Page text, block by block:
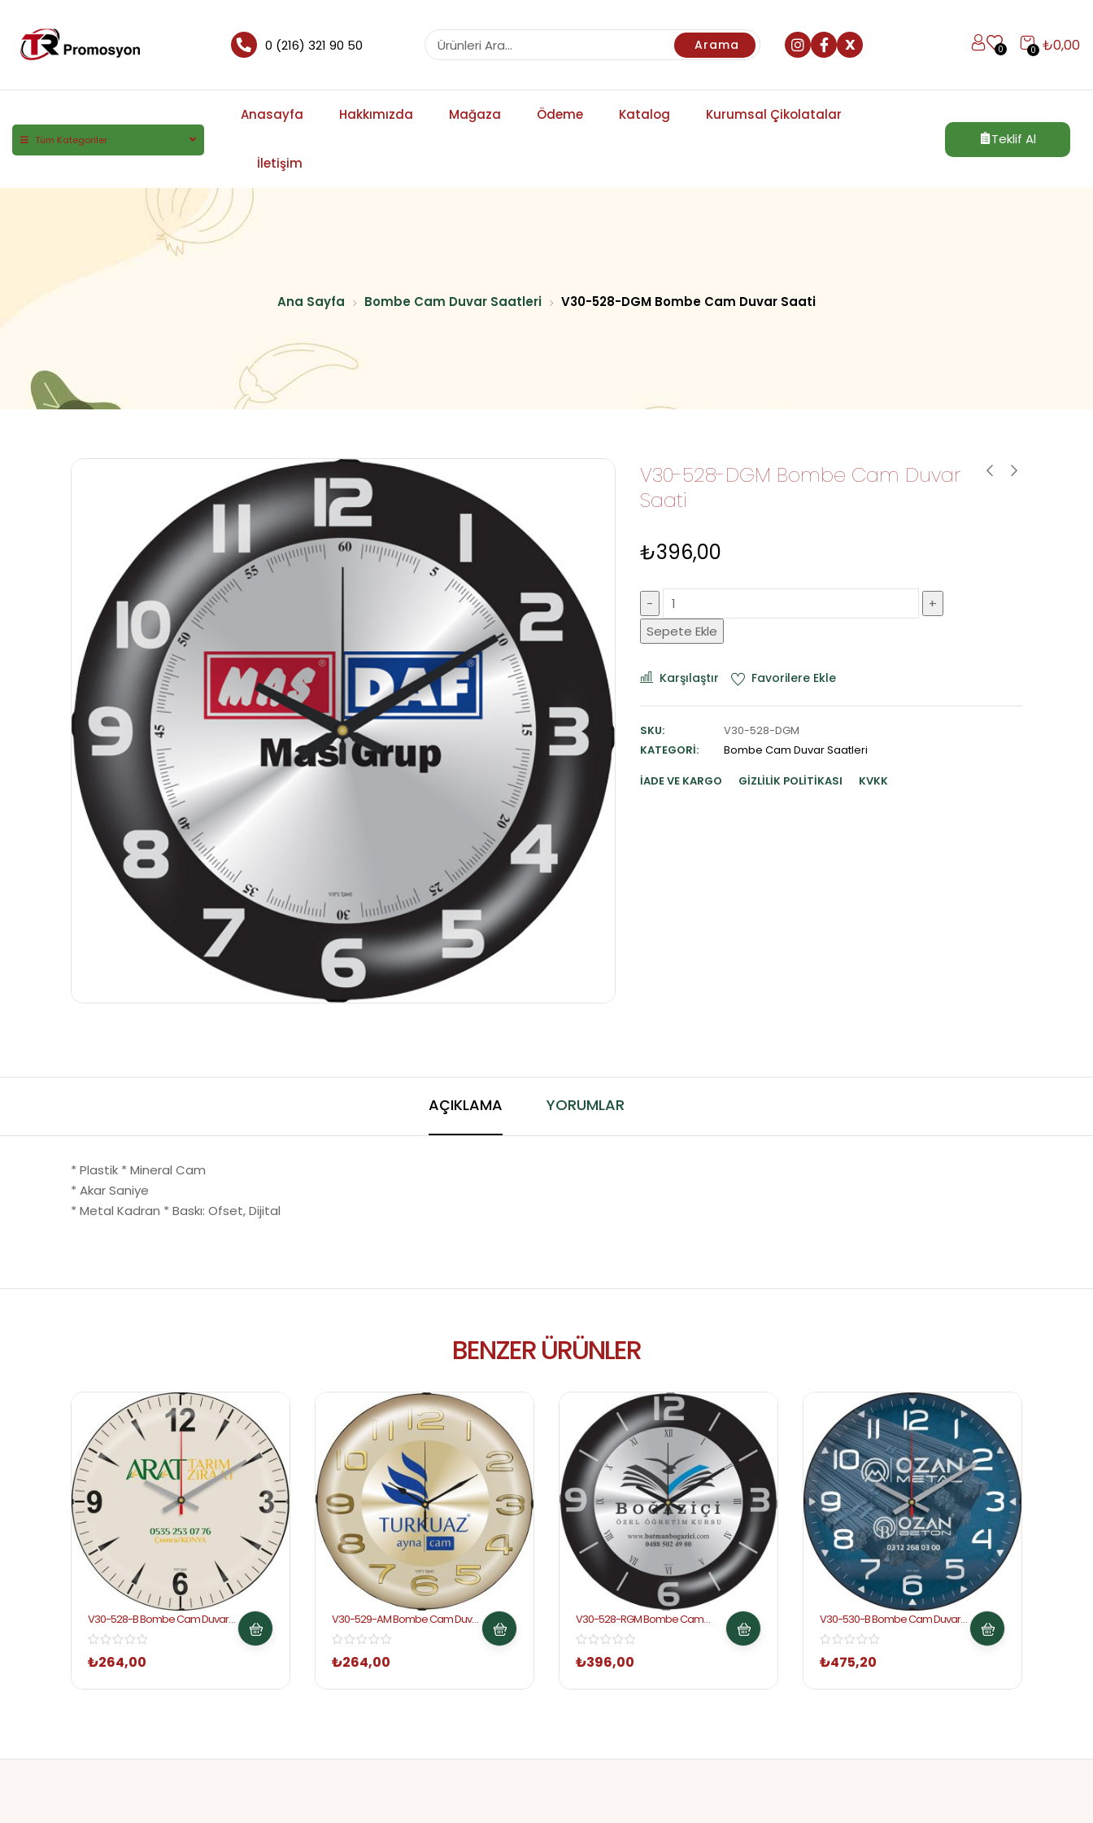
0 (216) 321 90 50 Arama X 0 ₺0,00
0
Tüm Kategoriler
Anasayfa Hakkımızda Mağaza Ödeme Katalog Kurumsal Çikolatalar
İletişim
Teklif Al
Ana Sayfa Bombe Cam Duvar Saatleri V30-528-DGM Bombe Cam Duvar Saati
V30-528-DGM Bombe Cam Duvar
Saati
₺396,00
Sepete Ekle
Karşılaştır Favorilere Ekle
SKU:
V30-528-DGM
KATEGORI:
Bombe Cam Duvar Saatleri
İADE VE KARGO
GIZLILIK POLITIKASI KVKK
AÇIKLAMA YORUMLAR
* Plastik * Mineral Cam
* Akar Saniye
* Metal Kadran * Baskı: Ofset, Dijital
BENZER ÜRÜNLER
V30-528-B Bombe Cam Duvar
Saati
₺264,00
V30-529-AM Bombe Cam Duvar
Saati
₺264,00
V30-528-RGM Bombe Cam
Duvar Saati
₺396,00
V30-530-B Bombe Cam Duvar
Saati
₺475,20